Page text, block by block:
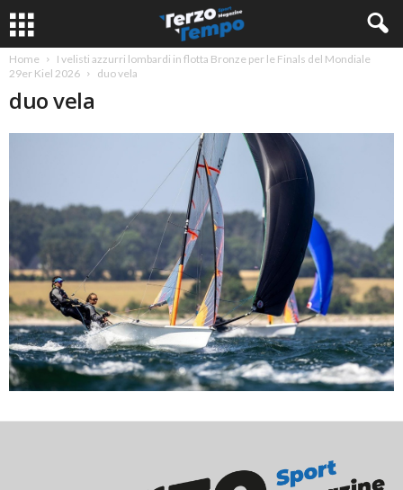
Home
I velisti azzurri lombardi in flotta Bronze per le Finals del Mondiale
29er Kiel 2026
duo vela
duo vela